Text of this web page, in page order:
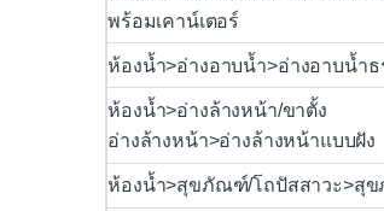
พร้อมเคาน์เตอร์
ห้องน้ำ>อ่างอาบน้ำ>อ่างอาบน้ำธ
ห้องน้ำ>อ่างล้างหน้า/ขาตั้ง
อ่างล้างหน้า>อ่างล้างหน้าแบบฝัง
ห้องน้ำ>สุขภัณฑ์/โถปัสสาวะ>สุ